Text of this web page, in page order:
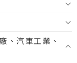
、汽車工業、